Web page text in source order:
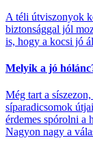
A téli útviszonyok
biztonsággal jól
is, hogy a kocsi jó
Melyik a jó
Még tart a
síparadicsomok
érdemes spórolni a
Nagyon nagy a